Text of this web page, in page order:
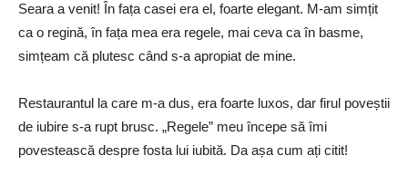
Seara a venit! În fața casei era el, foarte elegant. M-am simțit
ca o regină, în fața mea era regele, mai ceva ca în basme,
simțeam că plutesc când s-a apropiat de mine.
Restaurantul la care m-a dus, era foarte luxos, dar firul poveștii
de iubire s-a rupt brusc. „Regele” meu începe să îmi
povestească despre fosta lui iubită. Da așa cum ați citit!